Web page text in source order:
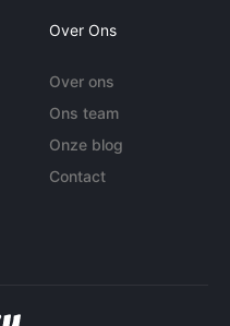
Over Ons
Over ons
Ons team
Onze blog
Contact